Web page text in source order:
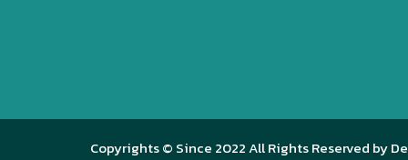
Copyrights © Since 2022 All Rights Reserved by